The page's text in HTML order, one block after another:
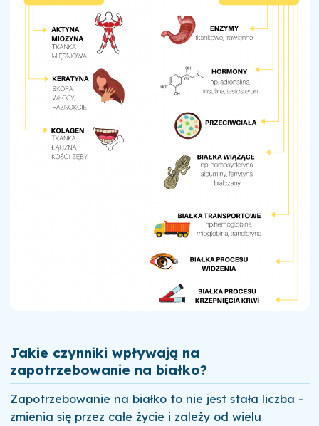
Jakie czynniki wpływają na
zapotrzebowanie na białko?
Zapotrzebowanie na białko to nie jest stała liczba -
zmienia się przez całe życie i zależy od wielu